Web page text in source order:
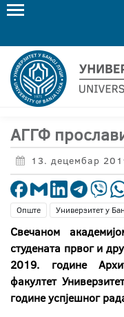
АГГФ
13. децембар
Опште Универзитет у
Свечаном
студената првог и
2019. године
факултет
године успјешног